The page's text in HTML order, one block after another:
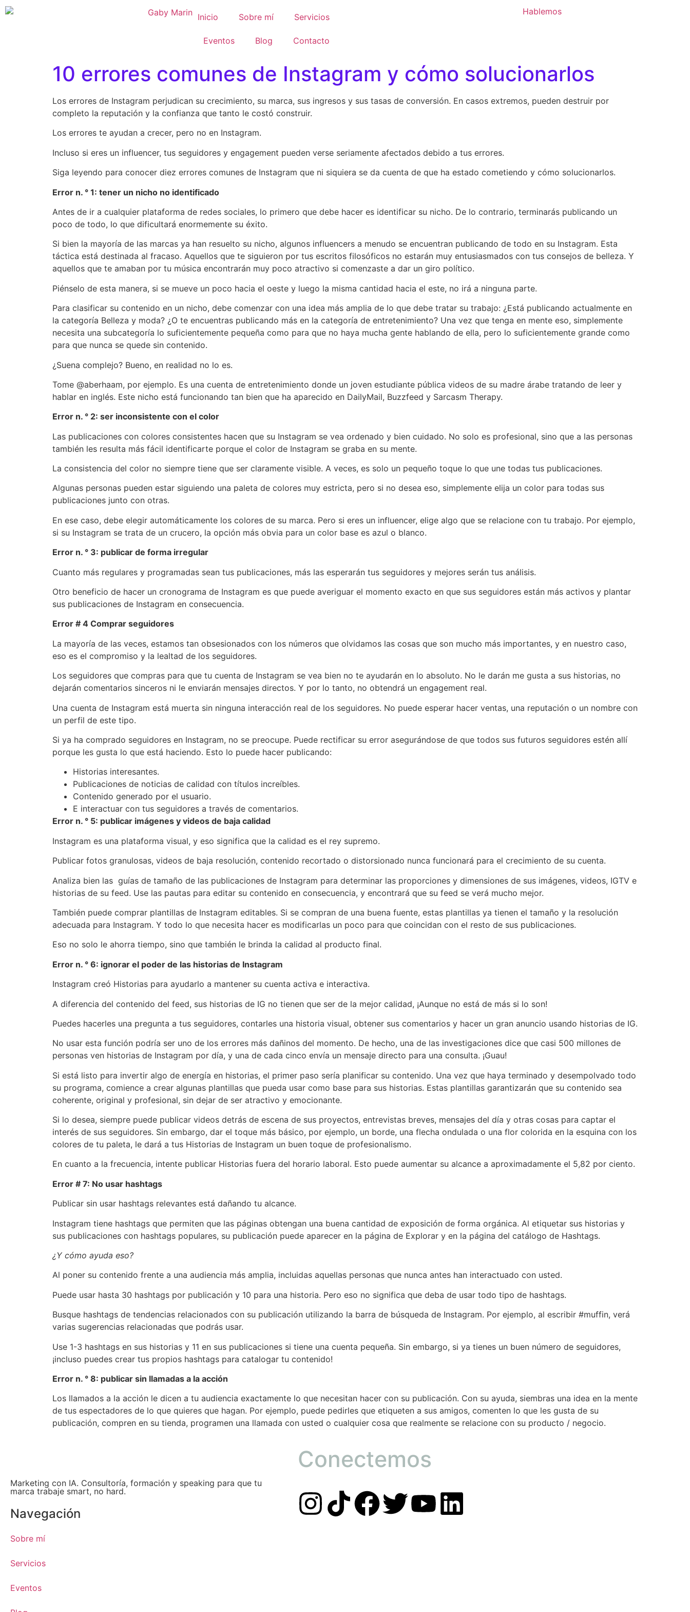
Inicio Sobre mí Servicios
Eventos Blog Contacto
Hablemos
10 errores comunes de Instagram y cómo solucionarlos
Los errores de Instagram perjudican su crecimiento, su marca, sus ingresos y sus tasas de conversión. En casos extremos, pueden destruir por
completo la reputación y la confianza que tanto le costó construir.
Los errores te ayudan a crecer, pero no en Instagram.
Incluso si eres un influencer, tus seguidores y engagement pueden verse seriamente afectados debido a tus errores.
Siga leyendo para conocer diez errores comunes de Instagram que ni siquiera se da cuenta de que ha estado cometiendo y cómo solucionarlos.
Error n. ° 1: tener un nicho no identificado
Antes de ir a cualquier plataforma de redes sociales, lo primero que debe hacer es identificar su nicho. De lo contrario, terminarás publicando un
poco de todo, lo que dificultará enormemente su éxito.
Si bien la mayoría de las marcas ya han resuelto su nicho, algunos influencers a menudo se encuentran publicando de todo en su Instagram. Esta
táctica está destinada al fracaso. Aquellos que te siguieron por tus escritos filosóficos no estarán muy entusiasmados con tus consejos de belleza. Y
aquellos que te amaban por tu música encontrarán muy poco atractivo si comenzaste a dar un giro político.
Piénselo de esta manera, si se mueve un poco hacia el oeste y luego la misma cantidad hacia el este, no irá a ninguna parte.
Para clasificar su contenido en un nicho, debe comenzar con una idea más amplia de lo que debe tratar su trabajo: ¿Está publicando actualmente en
la categoría Belleza y moda? ¿O te encuentras publicando más en la categoría de entretenimiento? Una vez que tenga en mente eso, simplemente
necesita una subcategoría lo suficientemente pequeña como para que no haya mucha gente hablando de ella, pero lo suficientemente grande como
para que nunca se quede sin contenido.
¿Suena complejo? Bueno, en realidad no lo es.
Tome @aberhaam, por ejemplo. Es una cuenta de entretenimiento donde un joven estudiante pública videos de su madre árabe tratando de leer y
hablar en inglés. Este nicho está funcionando tan bien que ha aparecido en DailyMail, Buzzfeed y Sarcasm Therapy.
Error n. ° 2: ser inconsistente con el color
Las publicaciones con colores consistentes hacen que su Instagram se vea ordenado y bien cuidado. No solo es profesional, sino que a las personas
también les resulta más fácil identificarte porque el color de Instagram se graba en su mente.
La consistencia del color no siempre tiene que ser claramente visible. A veces, es solo un pequeño toque lo que une todas tus publicaciones.
Algunas personas pueden estar siguiendo una paleta de colores muy estricta, pero si no desea eso, simplemente elija un color para todas sus
publicaciones junto con otras.
En ese caso, debe elegir automáticamente los colores de su marca. Pero si eres un influencer, elige algo que se relacione con tu trabajo. Por ejemplo,
si su Instagram se trata de un crucero, la opción más obvia para un color base es azul o blanco.
Error n. ° 3: publicar de forma irregular
Cuanto más regulares y programadas sean tus publicaciones, más las esperarán tus seguidores y mejores serán tus análisis.
Otro beneficio de hacer un cronograma de Instagram es que puede averiguar el momento exacto en que sus seguidores están más activos y plantar
sus publicaciones de Instagram en consecuencia.
Error # 4 Comprar seguidores
La mayoría de las veces, estamos tan obsesionados con los números que olvidamos las cosas que son mucho más importantes, y en nuestro caso,
eso es el compromiso y la lealtad de los seguidores.
Los seguidores que compras para que tu cuenta de Instagram se vea bien no te ayudarán en lo absoluto. No le darán me gusta a sus historias, no
dejarán comentarios sinceros ni le enviarán mensajes directos. Y por lo tanto, no obtendrá un engagement real.
Una cuenta de Instagram está muerta sin ninguna interacción real de los seguidores. No puede esperar hacer ventas, una reputación o un nombre con
un perfil de este tipo.
Si ya ha comprado seguidores en Instagram, no se preocupe. Puede rectificar su error asegurándose de que todos sus futuros seguidores estén allí
porque les gusta lo que está haciendo. Esto lo puede hacer publicando:
Historias interesantes.
Publicaciones de noticias de calidad con títulos increíbles.
Contenido generado por el usuario.
E interactuar con tus seguidores a través de comentarios.
Error n. ° 5: publicar imágenes y videos de baja calidad
Instagram es una plataforma visual, y eso significa que la calidad es el rey supremo.
Publicar fotos granulosas, videos de baja resolución, contenido recortado o distorsionado nunca funcionará para el crecimiento de su cuenta.
Analiza bien las guías de tamaño de las publicaciones de Instagram para determinar las proporciones y dimensiones de sus imágenes, videos, IGTV e
historias de su feed. Use las pautas para editar su contenido en consecuencia, y encontrará que su feed se verá mucho mejor.
También puede comprar plantillas de Instagram editables. Si se compran de una buena fuente, estas plantillas ya tienen el tamaño y la resolución
adecuada para Instagram. Y todo lo que necesita hacer es modificarlas un poco para que coincidan con el resto de sus publicaciones.
Eso no solo le ahorra tiempo, sino que también le brinda la calidad al producto final.
Error n. ° 6: ignorar el poder de las historias de Instagram
Instagram creó Historias para ayudarlo a mantener su cuenta activa e interactiva.
A diferencia del contenido del feed, sus historias de IG no tienen que ser de la mejor calidad, ¡Aunque no está de más si lo son!
Puedes hacerles una pregunta a tus seguidores, contarles una historia visual, obtener sus comentarios y hacer un gran anuncio usando historias de IG.
No usar esta función podría ser uno de los errores más dañinos del momento. De hecho, una de las investigaciones dice que casi 500 millones de
personas ven historias de Instagram por día, y una de cada cinco envía un mensaje directo para una consulta. ¡Guau!
Si está listo para invertir algo de energía en historias, el primer paso sería planificar su contenido. Una vez que haya terminado y desempolvado todo
su programa, comience a crear algunas plantillas que pueda usar como base para sus historias. Estas plantillas garantizarán que su contenido sea
coherente, original y profesional, sin dejar de ser atractivo y emocionante.
Si lo desea, siempre puede publicar videos detrás de escena de sus proyectos, entrevistas breves, mensajes del día y otras cosas para captar el
interés de sus seguidores. Sin embargo, dar el toque más básico, por ejemplo, un borde, una flecha ondulada o una flor colorida en la esquina con los
colores de tu paleta, le dará a tus Historias de Instagram un buen toque de profesionalismo.
En cuanto a la frecuencia, intente publicar Historias fuera del horario laboral. Esto puede aumentar su alcance a aproximadamente el 5,82 por ciento.
Error # 7: No usar hashtags
Publicar sin usar hashtags relevantes está dañando tu alcance.
Instagram tiene hashtags que permiten que las páginas obtengan una buena cantidad de exposición de forma orgánica. Al etiquetar sus historias y
sus publicaciones con hashtags populares, su publicación puede aparecer en la página de Explorar y en la página del catálogo de Hashtags.
¿Y cómo ayuda eso?
Al poner su contenido frente a una audiencia más amplia, incluidas aquellas personas que nunca antes han interactuado con usted.
Puede usar hasta 30 hashtags por publicación y 10 para una historia. Pero eso no significa que deba de usar todo tipo de hashtags.
Busque hashtags de tendencias relacionados con su publicación utilizando la barra de búsqueda de Instagram. Por ejemplo, al escribir #muffin, verá
varias sugerencias relacionadas que podrás usar.
Use 1-3 hashtags en sus historias y 11 en sus publicaciones si tiene una cuenta pequeña. Sin embargo, si ya tienes un buen número de seguidores,
¡incluso puedes crear tus propios hashtags para catalogar tu contenido!
Error n. ° 8: publicar sin llamadas a la acción
Los llamados a la acción le dicen a tu audiencia exactamente lo que necesitan hacer con su publicación. Con su ayuda, siembras una idea en la mente
de tus espectadores de lo que quieres que hagan. Por ejemplo, puede pedirles que etiqueten a sus amigos, comenten lo que les gusta de su
publicación, compren en su tienda, programen una llamada con usted o cualquier cosa que realmente se relacione con su producto / negocio.
Marketing con IA. Consultoría, formación y speaking para que tu
marca trabaje smart, no hard.
Navegación
Sobre mí
Servicios
Eventos
Conectemos